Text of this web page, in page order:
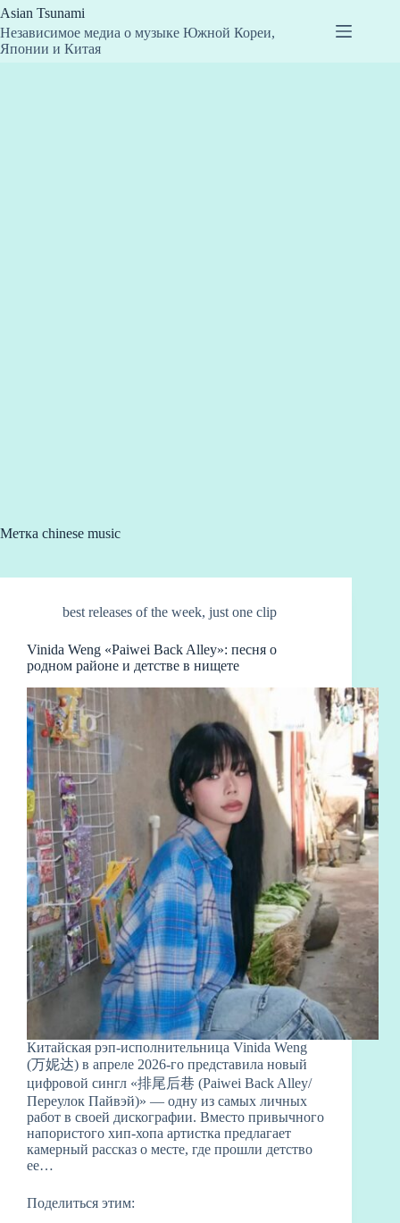
Перейти
к
сути
Asian Tsunami
Независимое медиа о музыке Южной Кореи,
Японии и Китая
Метка chinese music
best releases of the week, just one clip
Vinida Weng «Paiwei Back Alley»: песня о
родном районе и детстве в нищете
Китайская рэп-исполнительница Vinida Weng
(万妮达) в апреле 2026-го представила новый
цифровой сингл «排尾后巷 (Paiwei Back Alley/
Переулок Пайвэй)» — одну из самых личных
работ в своей дискографии. Вместо привычного
напористого хип-хопа артистка предлагает
камерный рассказ о месте, где прошли детство
ее…
Поделиться этим: